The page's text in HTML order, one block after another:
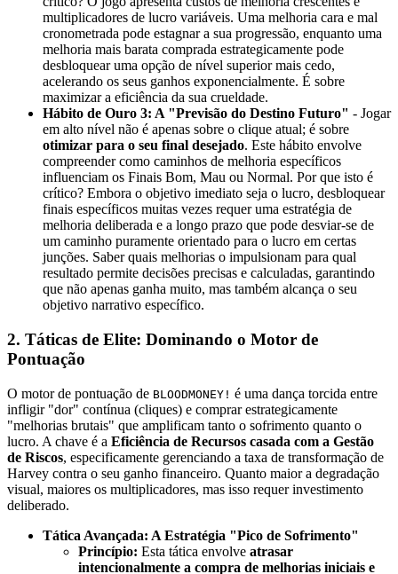
multiplicadores de lucro variáveis. Uma melhoria cara e mal
cronometrada pode estagnar a sua progressão, enquanto uma
melhoria mais barata comprada estrategicamente pode
desbloquear uma opção de nível superior mais cedo,
acelerando os seus ganhos exponencialmente. É sobre
maximizar a eficiência da sua crueldade.
Hábito de Ouro 3: A "Previsão do Destino Futuro" - Jogar
em alto nível não é apenas sobre o clique atual; é sobre
otimizar para o seu final desejado. Este hábito envolve
compreender como caminhos de melhoria específicos
influenciam os Finais Bom, Mau ou Normal. Por que isto é
crítico? Embora o objetivo imediato seja o lucro, desbloquear
finais específicos muitas vezes requer uma estratégia de
melhoria deliberada e a longo prazo que pode desviar-se de
um caminho puramente orientado para o lucro em certas
junções. Saber quais melhorias o impulsionam para qual
resultado permite decisões precisas e calculadas, garantindo
que não apenas ganha muito, mas também alcança o seu
objetivo narrativo específico.
2. Táticas de Elite: Dominando o Motor de
Pontuação
O motor de pontuação de BLOODMONEY! é uma dança torcida entre
infligir "dor" contínua (cliques) e comprar estrategicamente
"melhorias brutais" que amplificam tanto o sofrimento quanto o
lucro. A chave é a Eficiência de Recursos casada com a Gestão
de Riscos, especificamente gerenciando a taxa de transformação de
Harvey contra o seu ganho financeiro. Quanto maior a degradação
visual, maiores os multiplicadores, mas isso requer investimento
deliberado.
Tática Avançada: A Estratégia "Pico de Sofrimento"
Princípio: Esta tática envolve atrasar
intencionalmente a compra de melhorias iniciais e